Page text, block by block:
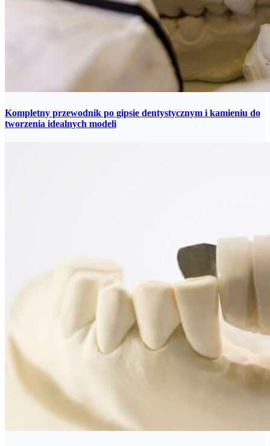
Kompletny przewodnik po gipsie dentystycznym i kamieniu do
tworzenia idealnych modeli